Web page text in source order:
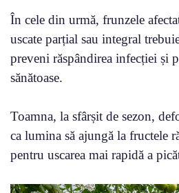
În cele din urmă, frunzele
uscate parțial sau integral
preveni răspândirea infecției și
sănătoase.
Toamna, la sfârșit de sezon,
ca lumina să ajungă la fructele
pentru uscarea mai rapidă a